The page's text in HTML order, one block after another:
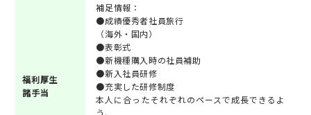
福利厚生
諸手当
補足情報：
●成績優秀者社員旅行
（海外・国内）
●表彰式
●新機種購入時の社員補助
●新入社員研修
●充実した研修制度
本人に合ったそれぞれのペースで成長できるよ
う、